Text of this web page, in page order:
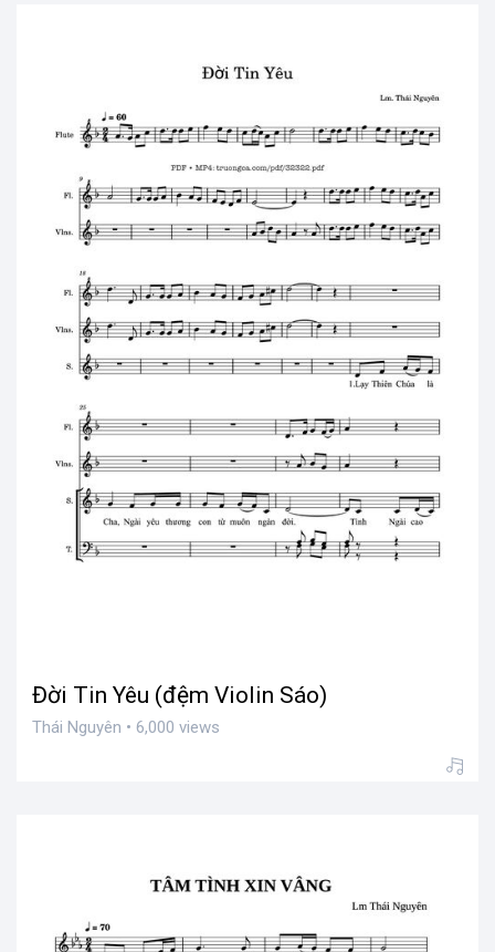
Đời Tin Yêu (đệm Violin Sáo)
Thái Nguyên • 6,000 views